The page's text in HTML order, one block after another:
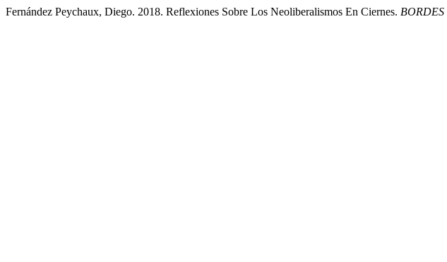
Fernández Peychaux, Diego. 2018. Reflexiones Sobre Los Neoliberalismos En Ciernes. BORDES